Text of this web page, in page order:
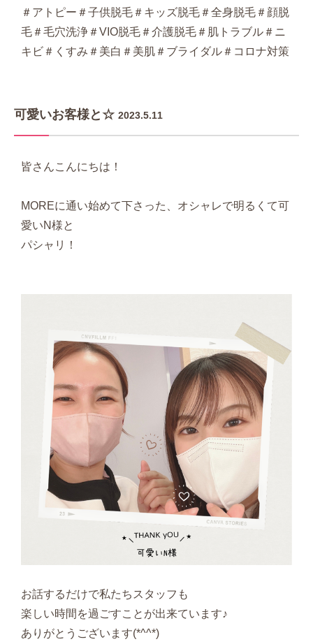
＃アトピー＃子供脱毛＃キッズ脱毛＃全身脱毛＃顔脱
毛＃毛穴洗浄＃VIO脱毛＃介護脱毛＃肌トラブル＃ニ
キビ＃くすみ＃美白＃美肌＃ブライダル＃コロナ対策
可愛いお客様と☆ 2023.5.11
皆さんこんにちは！
MOREに通い始めて下さった、オシャレで明るくて可
愛いN様と
パシャリ！
お話するだけで私たちスタッフも
楽しい時間を過ごすことが出来ています♪
ありがとうございます(*^^*)